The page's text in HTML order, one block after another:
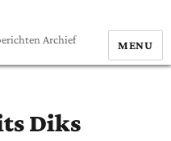
Archief MENU
Diks